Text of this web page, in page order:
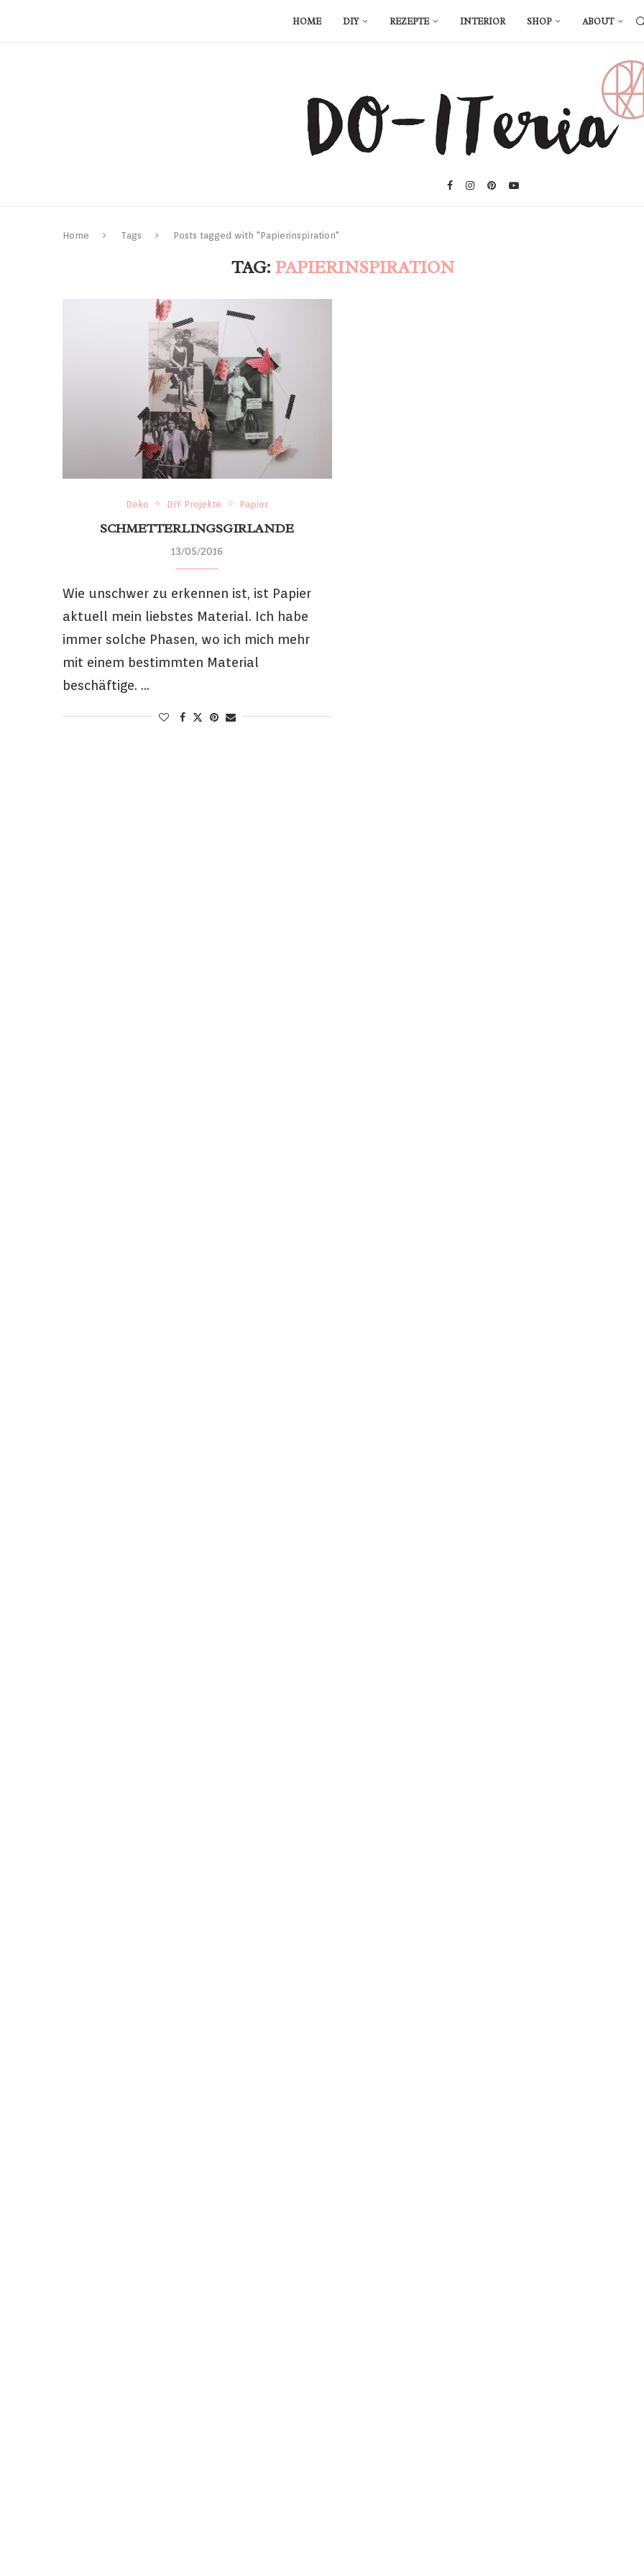
HOME DIY REZEPTE INTERIOR SHOP ABOUT
Home Tags Posts tagged with "Papierinspiration"
TAG: PAPIERINSPIRATION
Deko DIY Projekte Papier
SCHMETTERLINGSGIRLANDE
13/05/2016
Wie unschwer zu erkennen ist, ist Papier
aktuell mein liebstes Material. Ich habe
immer solche Phasen, wo ich mich mehr
mit einem bestimmten Material
beschäftige. …